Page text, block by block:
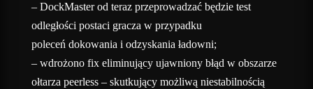
– DockMaster od teraz przeprowadzać będzie test
odległości postaci gracza w przypadku
poleceń dokowania i odzyskania ładowni;
– wdrożono fix eliminujący ujawniony błąd w obszarze
ołtarza peerless – skutkujący możliwą niestabilnością